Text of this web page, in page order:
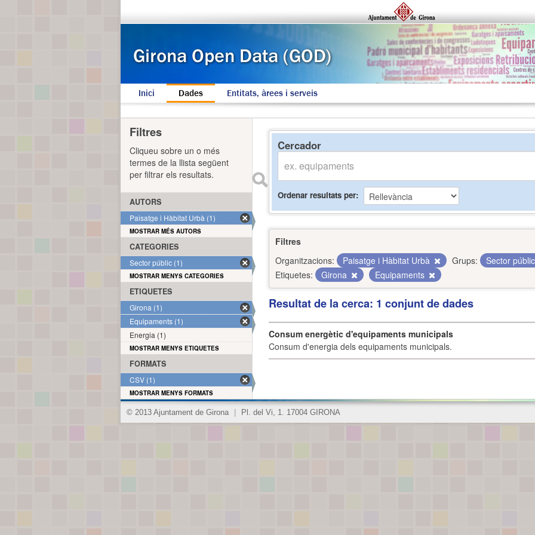
Inici Dades Entitats, àrees i serveis
Cercador
Ordenar resultats per
Filtres
Organitzacions:
Paisatge i Hàbitat Urbà Grups:
Sector
Etiquetes:
Girona Equipaments
Resultat de la cerca: 1 conjunt de dades
Consum energètic d'equipaments municipals
Consum d'energia dels equipaments municipals.
Filtres
Cliqueu sobre un o més
termes de la llista següent
per filtrar els resultats.
AUTORS
Paisatge i Hàbitat Urbà (1)
MOSTRAR MÉS AUTORS
CATEGORIES
Sector públic (1)
MOSTRAR MENYS CATEGORIES
ETIQUETES
Girona (1)
Equipaments (1)
Energia (1)
MOSTRAR MENYS ETIQUETES
FORMATS
CSV (1)
MOSTRAR MENYS FORMATS
© 2013 Ajuntament de Girona Pl. del Vi, 1. 17004 GIRONA